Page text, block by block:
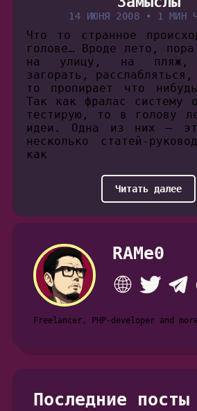
14 ИЮНЯ 2008 • 1 МИН
Что то странное
голове… Вроде лето, пора
на улицу, на пляж,
загорать,
то пропирает что
Так как фралас систему
тестирую, то в голову
идеи. Одна из них —
несколько статей-
как
Читать далее
RAMe0
Freelancer, PHP-developer and
Последние посты